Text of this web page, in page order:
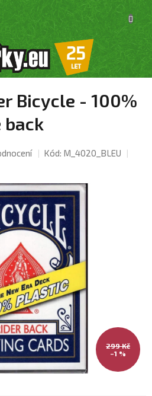
KOŠÍK
Bicycle - 100%
back
Kód: M_4020_BLEU
299 Kč
–1 %